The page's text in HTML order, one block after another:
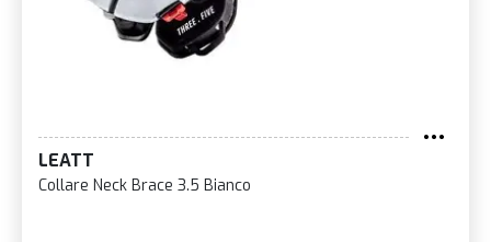
LEATT
Collare Neck Brace 3.5 Bianco